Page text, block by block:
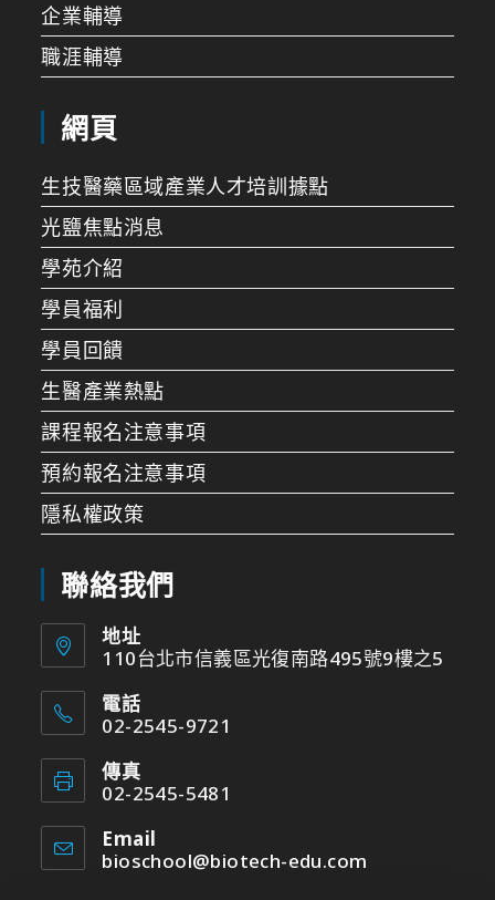
企業輔導
職涯輔導
網頁
生技醫藥區域產業人才培訓據點
光鹽焦點消息
學苑介紹
學員福利
學員回饋
生醫產業熱點
課程報名注意事項
預約報名注意事項
隱私權政策
聯絡我們
地址
110台北市信義區光復南路495號9樓之5
電話
02-2545-9721
傳真
02-2545-5481
Email
bioschool@biotech-edu.com